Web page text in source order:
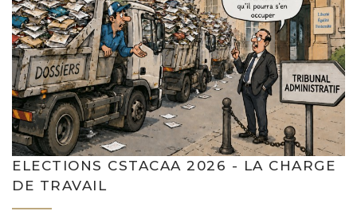
ELECTIONS CSTACAA 2026 - LA CHARGE
DE TRAVAIL